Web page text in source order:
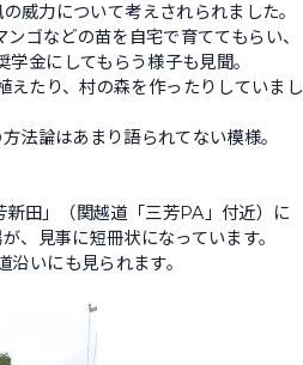
威力について考えされられました。
ゴなどの苗を自宅で育ててもらい、
金にしてもらう様子も見聞。
えたり、村の森を作ったりしていまし
法論はあまり語られてない模様。
田」（関越道「三芳PA」付近）に
、見事に短冊状になっています。
いにも見られます。